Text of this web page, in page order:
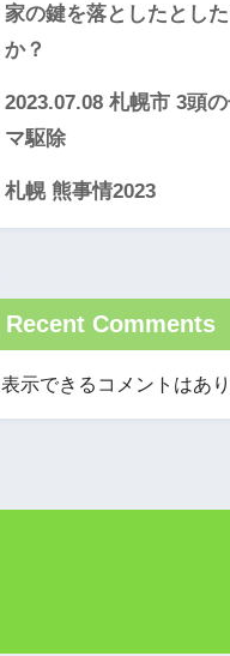
家の鍵を落としたとし
か？
2023.07.08 札幌市 3頭
マ駆除
札幌 熊事情2023
Recent Comments
表示できるコメントはあり